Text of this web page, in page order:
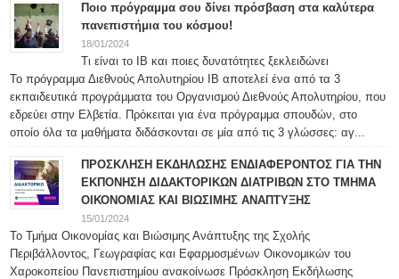
Ποιο πρόγραμμα σου δίνει πρόσβαση στα καλύτερα
πανεπιστήμια του κόσμου!
18/01/2024
Τι είναι το IB και ποιες δυνατότητες ξεκλειδώνει
Το πρόγραμμα Διεθνούς Απολυτηρίου IB αποτελεί ένα από τα 3
εκπαιδευτικά προγράμματα του Οργανισμού Διεθνούς Απολυτηρίου, που
εδρεύει στην Ελβετία. Πρόκειται για ένα πρόγραμμα σπουδών, στο
οποίο όλα τα μαθήματα διδάσκονται σε μία από τις 3 γλώσσες: αγ...
ΠΡΟΣΚΛΗΣΗ ΕΚΔΗΛΩΣΗΣ ΕΝΔΙΑΦΕΡΟΝΤΟΣ ΓΙΑ ΤΗΝ
ΕΚΠΟΝΗΣΗ ΔΙΔΑΚΤΟΡΙΚΩΝ ΔΙΑΤΡΙΒΩΝ ΣΤΟ ΤΜΗΜΑ
ΟΙΚΟΝΟΜΙΑΣ ΚΑΙ ΒΙΩΣΙΜΗΣ ΑΝΑΠΤΥΞΗΣ
15/01/2024
Το Τμήμα Οικονομίας και Βιώσιμης Ανάπτυξης της Σχολής
Περιβάλλοντος, Γεωγραφίας και Εφαρμοσμένων Οικονομικών του
Χαροκοπείου Πανεπιστημίου ανακοίνωσε Πρόσκληση Εκδήλωσης